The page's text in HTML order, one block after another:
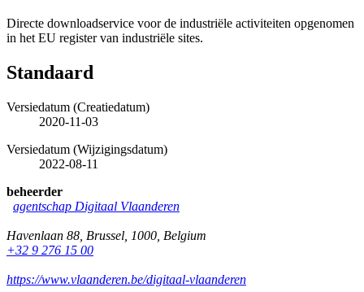
Directe downloadservice voor de industriële activiteiten opgenomen
in het EU register van industriële sites.
Standaard
Versiedatum (Creatiedatum)
2020-11-03
Versiedatum (Wijzigingsdatum)
2022-08-11
beheerder
agentschap Digitaal Vlaanderen
Havenlaan 88 Brussel 1000 Belgium
+32 9 276 15 00
https://www.vlaanderen.be/digitaal-vlaanderen